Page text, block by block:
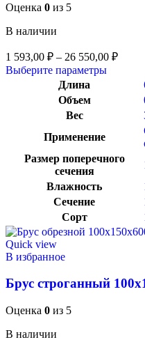
Оценка 0 из 5
В наличии
1 593,00 ₽ – 26 550,00 ₽
Выберите параметры
Длина
Объем
Вес
Применение
Размер поперечного
сечения
Влажность
Сечение
Сорт
Quick view
В избранное
Брус строганный
Оценка 0 из 5
В наличии